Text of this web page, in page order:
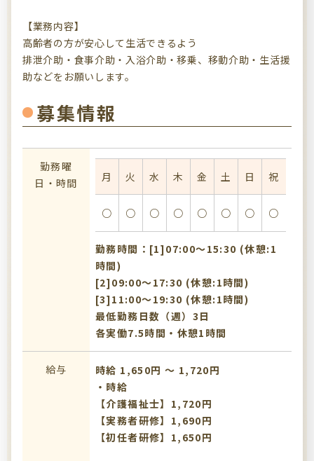
【業務内容】
高齢者の方が安心して生活できるよう
排泄介助・食事介助・入浴介助・移乗、移動介助・生活援
助などをお願いします。
募集情報
勤務曜
日・時間
月 火 水 木 金 土 日 祝
○ ○ ○ ○ ○ ○ ○ ○
勤務時間：[1]07:00〜15:30 (休憩:1
時間)
[2]09:00〜17:30 (休憩:1時間)
[3]11:00〜19:30 (休憩:1時間)
最低勤務日数（週）3日
各実働7.5時間・休憩1時間
給与
時給 1,650円 〜 1,720円
・時給
【介護福祉士】1,720円
【実務者研修】1,690円
【初任者研修】1,650円